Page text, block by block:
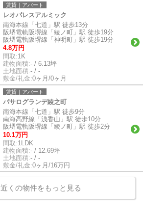
賃貸｜アパート
レオパレスアルミック
南海本線「七道」駅 徒歩13分
阪堺電軌阪堺線「綾ノ町」駅 徒歩19分
阪堺電軌阪堺線「神明町」駅 徒歩19分
4.8万円
間取:1K
建物面積:- / 6.13坪
土地面積:- / -
敷金/礼金:0ヶ月/0ヶ月
賃貸｜アパート
パサログランデ綾之町
南海本線「七道」駅 徒歩9分
南海高野線「浅香山」駅 徒歩10分
阪堺電軌阪堺線「綾ノ町」駅 徒歩2分
10.1万円
間取:1LDK
建物面積:- / 12.69坪
土地面積:- / -
敷金/礼金:0ヶ月/16万円
近くの物件をもっと見る